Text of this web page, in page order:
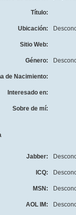
Título:
Ubicación:
Sitio Web:
Género:
de Nacimiento:
Interesado en:
Sobre de mí:
Jabber:
ICQ:
MSN:
AOL IM: